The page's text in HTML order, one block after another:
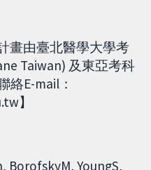
畫由臺北醫學大學考
Taiwan) 及東亞考科
絡E-mail：
】
BorofskyM, YoungS,